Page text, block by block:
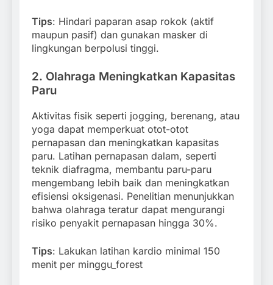
Tips: Hindari paparan asap rokok (aktif
maupun pasif) dan gunakan masker di
lingkungan berpolusi tinggi.
2. Olahraga Meningkatkan Kapasitas
Paru
Aktivitas fisik seperti jogging, berenang, atau
yoga dapat memperkuat otot-otot
pernapasan dan meningkatkan kapasitas
paru. Latihan pernapasan dalam, seperti
teknik diafragma, membantu paru-paru
mengembang lebih baik dan meningkatkan
efisiensi oksigenasi. Penelitian menunjukkan
bahwa olahraga teratur dapat mengurangi
risiko penyakit pernapasan hingga 30%.
Tips: Lakukan latihan kardio minimal 150
menit per minggu_forest